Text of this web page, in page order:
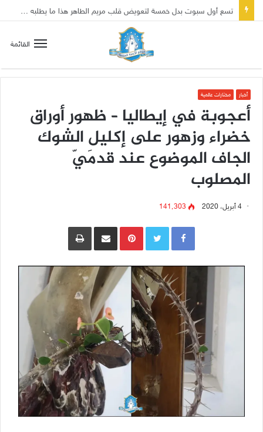
القائمة
أخبار مختارات عالمية
أعجوبة في إيطاليا – ظهور أوراق
خضراء وزهور على إكليل الشوك
الجاف الموضوع عند قدمَيّ
المصلوب
4 أبريل، 2020 141٬303
Pinterestمشاركة عبر البريد طباعة